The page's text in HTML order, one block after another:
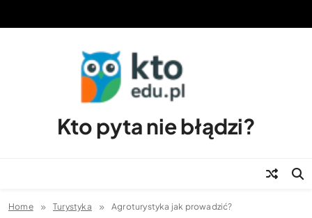
Kto pyta nie błądzi?
Home Turystyka Agroturystyka jak prowadzić?